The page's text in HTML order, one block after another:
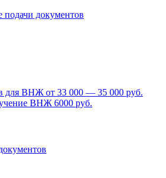
подачи документов
для ВНЖ от 33 000 — 35 000 руб.
ВНЖ 6000 руб.